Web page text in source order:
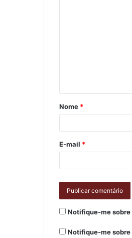
Nome *
E-mail *
Notifique-me
Notifique-me